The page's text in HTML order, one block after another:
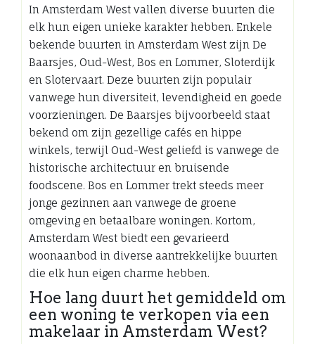
In Amsterdam West vallen diverse buurten die
elk hun eigen unieke karakter hebben. Enkele
bekende buurten in Amsterdam West zijn De
Baarsjes, Oud-West, Bos en Lommer, Sloterdijk
en Slotervaart. Deze buurten zijn populair
vanwege hun diversiteit, levendigheid en goede
voorzieningen. De Baarsjes bijvoorbeeld staat
bekend om zijn gezellige cafés en hippe
winkels, terwijl Oud-West geliefd is vanwege de
historische architectuur en bruisende
foodscene. Bos en Lommer trekt steeds meer
jonge gezinnen aan vanwege de groene
omgeving en betaalbare woningen. Kortom,
Amsterdam West biedt een gevarieerd
woonaanbod in diverse aantrekkelijke buurten
die elk hun eigen charme hebben.
Hoe lang duurt het gemiddeld om
een woning te verkopen via een
makelaar in Amsterdam West?